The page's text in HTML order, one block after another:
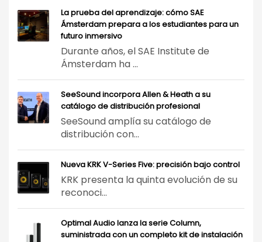
La prueba del aprendizaje: cómo SAE
Ámsterdam prepara a los estudiantes para un
futuro inmersivo
Durante años, el SAE Institute de
Ámsterdam ha ...
SeeSound incorpora Allen & Heath a su
catálogo de distribución profesional
SeeSound amplía su catálogo de
distribución con...
Nueva KRK V-Series Five: precisión bajo control
KRK presenta la quinta evolución de su
reconoci...
Optimal Audio lanza la serie Column,
suministrada con un completo kit de instalación